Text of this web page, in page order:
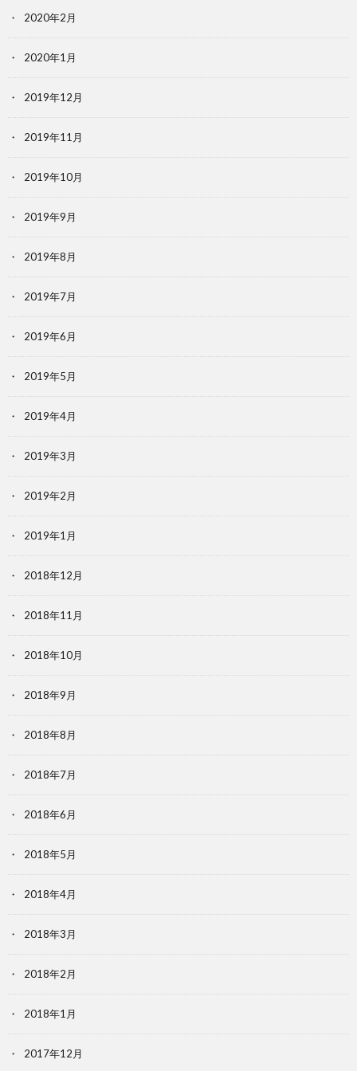
2020年2月
2020年1月
2019年12月
2019年11月
2019年10月
2019年9月
2019年8月
2019年7月
2019年6月
2019年5月
2019年4月
2019年3月
2019年2月
2019年1月
2018年12月
2018年11月
2018年10月
2018年9月
2018年8月
2018年7月
2018年6月
2018年5月
2018年4月
2018年3月
2018年2月
2018年1月
2017年12月